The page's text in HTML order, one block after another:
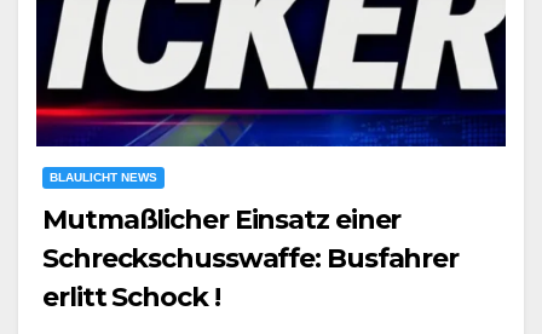
BLAULICHT NEWS
Mutmaßlicher Einsatz einer
Schreckschusswaffe: Busfahrer
erlitt Schock !